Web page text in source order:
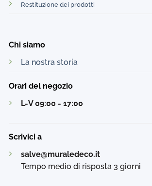
Restituzione dei prodotti
Chi siamo
La nostra storia
Orari del negozio
L-V 09:00 - 17:00
Scrivici a
salve@muraledeco.it
Tempo medio di risposta 3 giorni